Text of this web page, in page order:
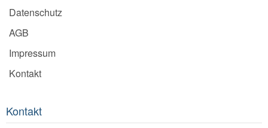
Datenschutz
AGB
Impressum
Kontakt
Kontakt